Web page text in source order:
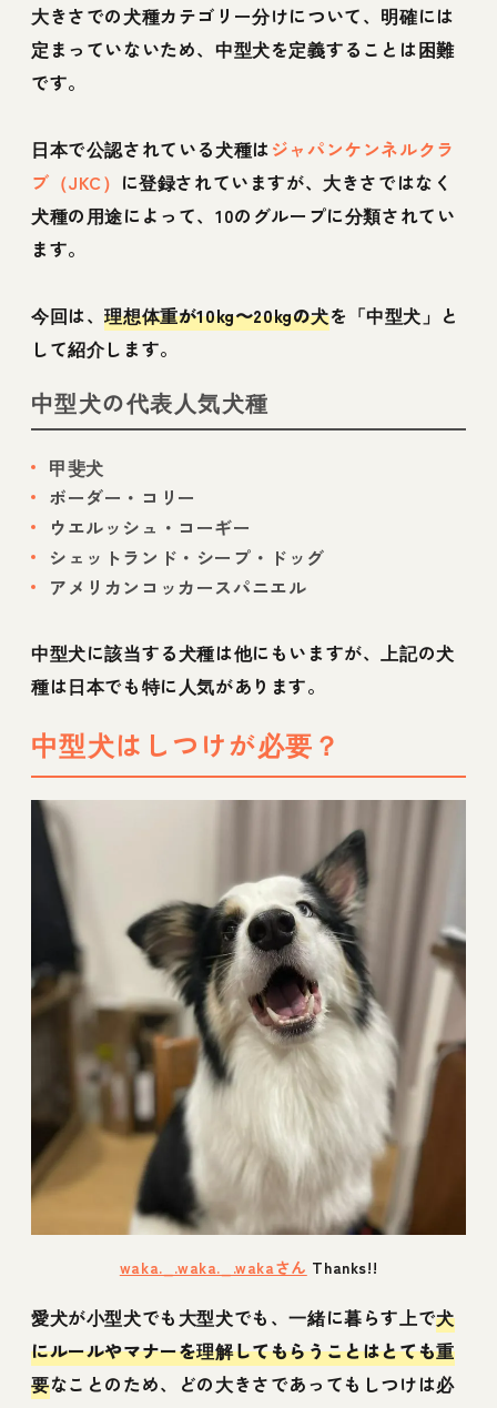
大きさでの犬種カテゴリー分けについて、明確には
定まっていないため、中型犬を定義することは困難
です。
日本で公認されている犬種はジャパンケンネルクラ
ブ（JKC） に登録されていますが、大きさではなく
犬種の用途によって、10のグループに分類されてい
ます。
今回は、理想体重が10kg〜20kgの犬を「中型犬」と
して紹介します。
中型犬の代表人気犬種
甲斐犬
ボーダー・コリー
ウエルッシュ・コーギー
シェットランド・シープ・ドッグ
アメリカンコッカースパニエル
中型犬に該当する犬種は他にもいますが、上記の犬
種は日本でも特に人気があります。
中型犬はしつけが必要？
waka._.waka._.wakaさん Thanks!!
愛犬が小型犬でも大型犬でも、一緒に暮らす上で犬
にルールやマナーを理解してもらうことはとても重
要なことのため、どの大きさであってもしつけは必